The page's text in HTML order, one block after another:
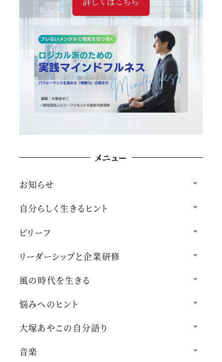
メニュー
お知らせ
自分らしく生きるヒント
ビリーフ
リーダーシップと企業研修
風の時代を生きる
悩みへのヒント
大塚あやこの自分語り
音楽